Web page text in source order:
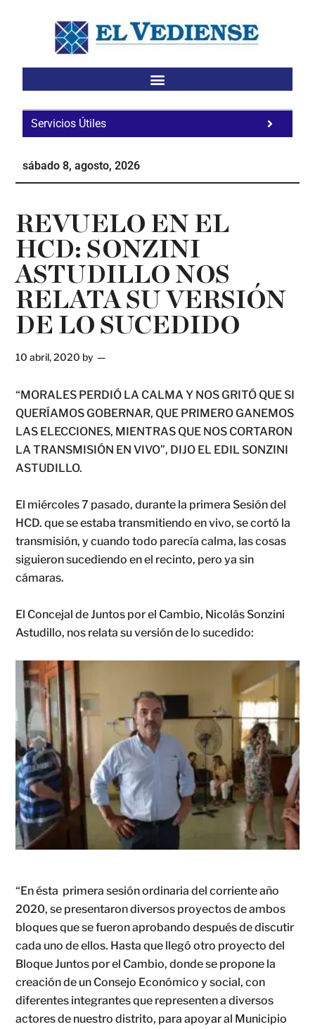
Servicios Útiles
sábado 8, agosto, 2026
REVUELO EN EL
HCD: SONZINI
ASTUDILLO NOS
RELATA SU VERSIÓN
DE LO SUCEDIDO
10 abril, 2020 by
“MORALES PERDIÓ LA CALMA Y NOS GRITÓ QUE SI
QUERÍAMOS GOBERNAR, QUE PRIMERO GANEMOS
LAS ELECCIONES, MIENTRAS QUE NOS CORTARON
LA TRANSMISIÓN EN VIVO”, DIJO EL EDIL SONZINI
ASTUDILLO.
El miércoles 7 pasado, durante la primera Sesión del
HCD. que se estaba transmitiendo en vivo, se cortó la
transmisión, y cuando todo parecía calma, las cosas
siguieron sucediendo en el recinto, pero ya sin
cámaras.
El Concejal de Juntos por el Cambio, Nicolás Sonzini
Astudillo, nos relata su versión de lo sucedido:
“En ésta primera sesión ordinaria del corriente año
2020, se presentaron diversos proyectos de ambos
bloques que se fueron aprobando después de discutir
cada uno de ellos. Hasta que llegó otro proyecto del
Bloque Juntos por el Cambio, donde se propone la
creación de un Consejo Económico y social, con
diferentes integrantes que representen a diversos
actores de nuestro distrito, para apoyar al Municipio